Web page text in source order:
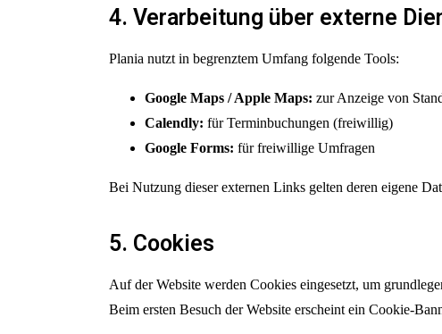
4. Verarbeitung über externe
Plania nutzt in begrenztem Umfang folgende Tools:
Google Maps / Apple Maps: zur Anzeige von
Calendly: für Terminbuchungen (freiwillig)
Google Forms: für freiwillige Umfragen
Bei Nutzung dieser externen Links gelten deren eigene
5. Cookies
Auf der Website werden Cookies eingesetzt, um
Beim ersten Besuch der Website erscheint ein Cookie-